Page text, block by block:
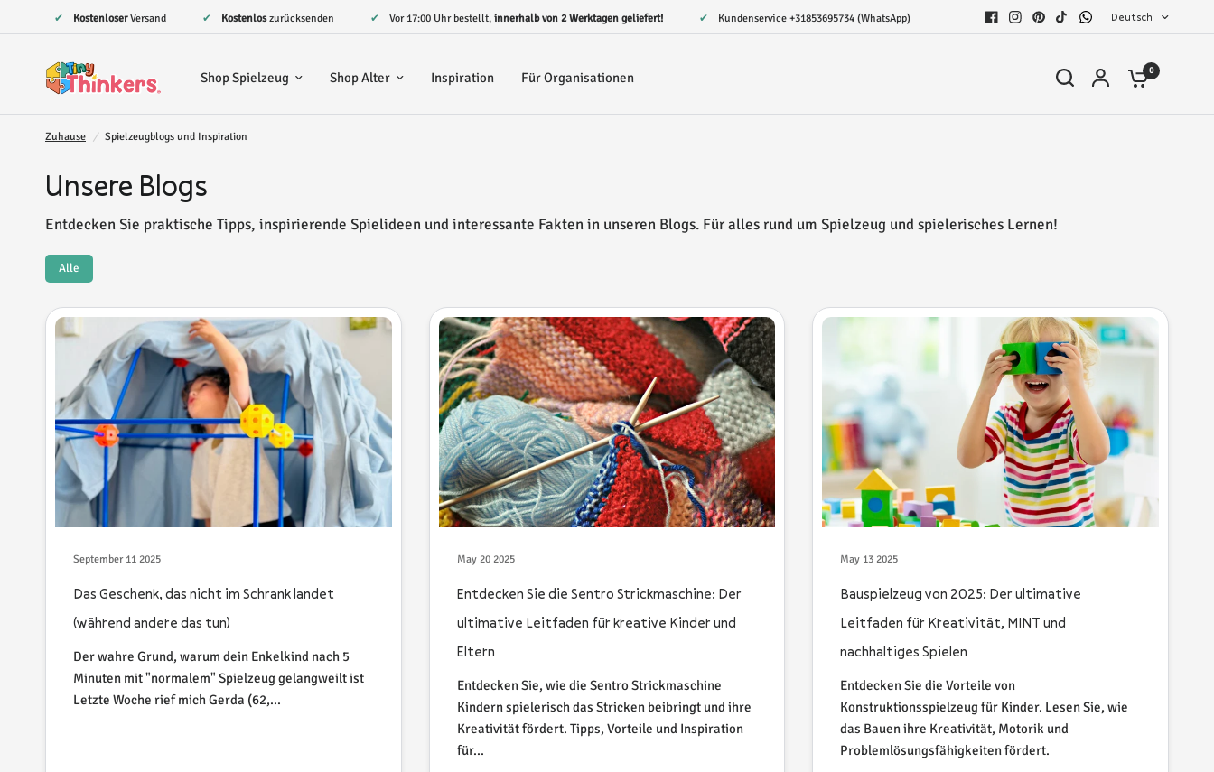
KostenloserVersand Kostenloszurücksenden ✔ Vor 17:00 Uhr bestellt, innerhalb von 2 Werktagen geliefert! ✔ Kundenservice +31853695734 (WhatsApp) Deutsch
Shop Spielzeug Shop Alter Inspiration Für Organisationen 0
Zuhause / Spielzeugblogs und Inspiration
Unsere Blogs
Entdecken Sie praktische Tipps, inspirierende Spielideen und interessante Fakten in unseren Blogs. Für alles rund um Spielzeug und spielerisches Lernen!
Alle
September 11 2025
Das Geschenk, das nicht im Schrank landet
(während andere das tun)
Der wahre Grund, warum dein Enkelkind nach 5
Minuten mit "normalem" Spielzeug gelangweilt ist
Letzte Woche rief mich Gerda (62,...
May 20 2025
Entdecken Sie die Sentro Strickmaschine: Der
ultimative Leitfaden für kreative Kinder und
Eltern
Entdecken Sie, wie die Sentro Strickmaschine
Kindern spielerisch das Stricken beibringt und ihre
Kreativität fördert. Tipps, Vorteile und Inspiration
für...
May 13 2025
Bauspielzeug von 2025: Der ultimative
Leitfaden für Kreativität, MINT und
nachhaltiges Spielen
Entdecken Sie die Vorteile von
Konstruktionsspielzeug für Kinder. Lesen Sie, wie
das Bauen ihre Kreativität, Motorik und
Problemlösungsfähigkeiten fördert.